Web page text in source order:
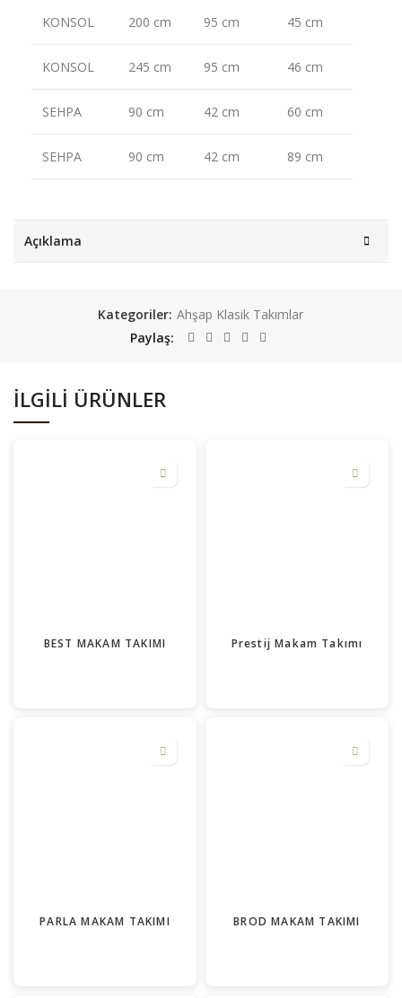
KONSOL 200 cm 95 cm 45 cm
KONSOL 245 cm 95 cm 46 cm
SEHPA 90 cm 42 cm 60 cm
SEHPA 90 cm 42 cm 89 cm
Açıklama
Kategoriler: Ahşap Klasik Takımlar
Paylaş
İLGILI ÜRÜNLER
BEST MAKAM TAKIMI Prestij Makam Takımı
PARLA MAKAM TAKIMI BROD MAKAM TAKIMI